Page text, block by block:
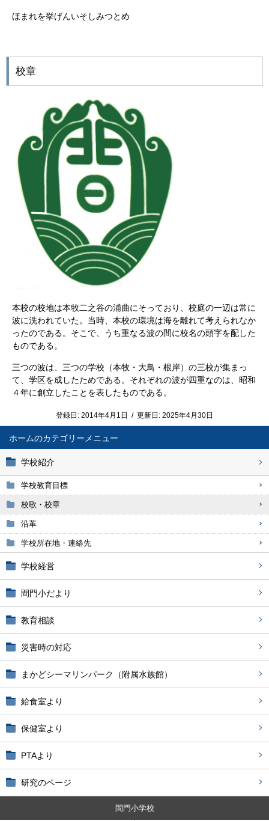
ホーム
学校紹介
学校教育目標
校歌・校章
沿革
学校所在地・連絡先
学校経営
間門小だより
教育相談
災害時の対応
まかどシーマリンパーク（附属水族館）
給食室より
保健室より
PTAより
研究のページ
ほまれを挙げんいそしみつとめ
校章
本校の校地は本牧二之谷の浦曲にそっており、校庭の一辺は常に
波に洗われていた。当時、本校の環境は海を離れて考えられなか
ったのである。そこで、うち重なる波の間に校名の頭字を配した
ものである。
三つの波は、三つの学校（本牧・大鳥・根岸）の三校が集まっ
て、学区を成したためである。それぞれの波が四重なのは、昭和
４年に創立したことを表したものである。
登録日: 2014年4月1日 / 更新日: 2025年4月30日
間門小学校